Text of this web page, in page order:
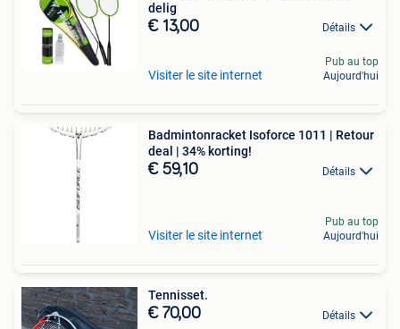
delig
€ 13,00 Détails
Visiter le site internet
Pub au top
Aujourd'hui
Badmintonracket Isoforce 1011 | Retour
deal | 34% korting!
€ 59,10 Détails
Visiter le site internet
Pub au top
Aujourd'hui
Tennisset.
€ 70,00 Détails